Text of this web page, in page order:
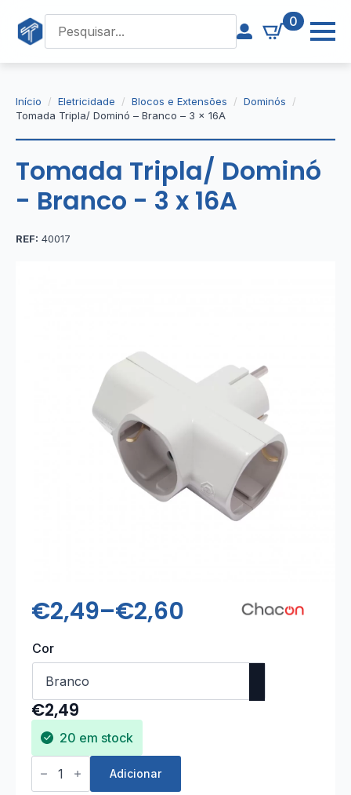
0
Início Eletricidade Blocos e Extensões
Dominós
Tomada Tripla/ Dominó – Branco – 3 x 16A
Tomada Tripla/ Dominó
- Branco - 3 x 16A
REF: 40017
€2,49–€2,60
Price
range:
€2,49
through
€2,60
Cor
€2,49
20 em stock
Quantidade
de
Tomada
Adicionar